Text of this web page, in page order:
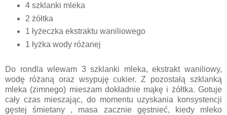
4 szklanki mleka
2 żółtka
1 łyżeczka ekstraktu waniliowego
1 łyżka wody różanej
Do rondla wlewam 3 szklanki mleka, ekstrakt waniliowy,
wodę różaną oraz wsypuję cukier. Z pozostałą szklanką
mleka (zimnego) mieszam dokładnie mąkę i żółtka. Gotuje
cały czas mieszając, do momentu uzyskania konsystencji
gęstej śmietany , masa zacznie gęstnieć, kiedy mleko